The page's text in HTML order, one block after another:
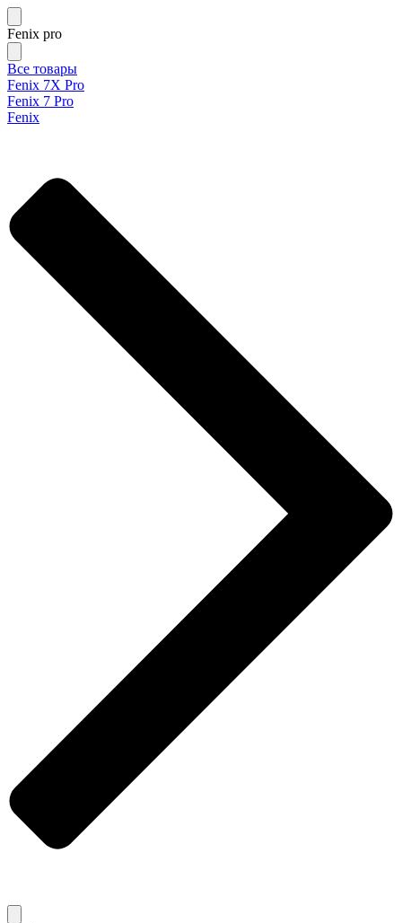
Fenix pro
Все товары
Fenix 7X Pro
Fenix 7 Pro
Fenix